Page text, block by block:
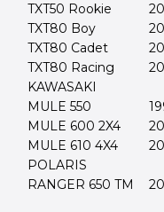
TXT50 Rookie
TXT80 Boy
TXT80 Cadet
TXT80 Racing
KAWASAKI
MULE 550
MULE 600 2X4
MULE 610 4X4
POLARIS
RANGER 650 TM